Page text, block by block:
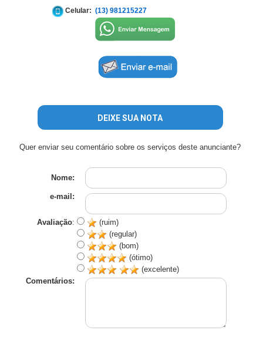
Celular: (13) 981215227
DEIXE SUA NOTA
Quer enviar seu comentário sobre os serviços deste anunciante?
Nome:
e-mail:
Avaliação:
(ruim)
(regular)
(bom)
(ótimo)
(excelente)
Comentários: